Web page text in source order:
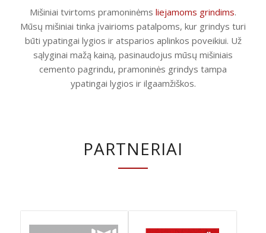
Mišiniai tvirtoms pramoninėms liejamoms grindims.
Mūsų mišiniai tinka įvairioms patalpoms, kur grindys turi
būti ypatingai lygios ir atsparios aplinkos poveikiui. Už
sąlyginai mažą kainą, pasinaudojus mūsų mišiniais
cemento pagrindu, pramoninės grindys tampa
ypatingai lygios ir ilgaamžiškos.
PARTNERIAI